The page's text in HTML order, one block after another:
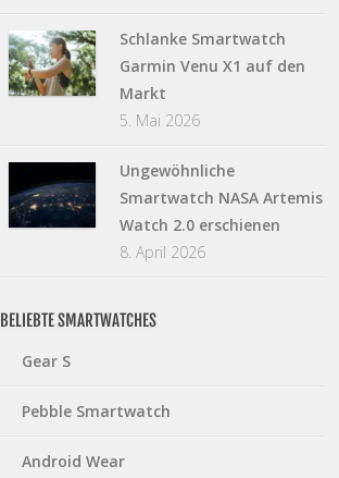
Schlanke Smartwatch
Garmin Venu X1 auf den
Markt
5. Mai 2026
Ungewöhnliche
Smartwatch NASA Artemis
Watch 2.0 erschienen
8. April 2026
BELIEBTE SMARTWATCHES
Gear S
Pebble Smartwatch
Android Wear